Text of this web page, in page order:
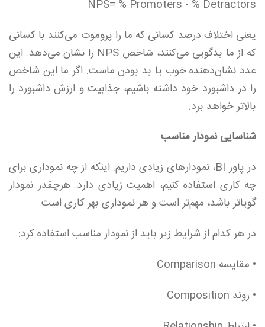
NPS= % Promoters - % Detractors
یعنی اختلاف درصد کسانی که ما را پروموت می‌کنند با کسانی
که از ما بدگویی می‌کنند، شاخص NPS‌ را نشان می‌دهد. این
عدد نشان‌دهنده خوب یا بد بودن ماست. اگر ما این شاخص
را در داشبورد خود داشته باشیم، جذابیت و ارزش داشبورد را
بالاتر خواهد برد.
شناسایی نمودار مناسب
در پاور BI، نمودارهای زیادی داریم. اینکه از چه نموداری برای
چه کاری استفاده کنیم،‌ اهمیت زیادی دارد. هرچقدر نمودار
گویاتر باشد، مهم‌تر است و هر نموداری بهر کاری است.
در هر کدام از شرایط زیر باید از نمودار مناسب استفاده کرد:
• مقایسه Comparison
• روند Composition